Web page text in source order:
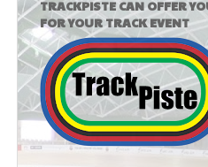
TRACKPISTE CAN OFFER
FOR YOUR TRACK EVENT